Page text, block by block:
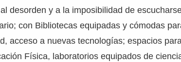
desorden y a la imposibilidad de
con Bibliotecas equipadas y cómodas
acceso a nuevas tecnologías; espacios
Física, laboratorios equipados de